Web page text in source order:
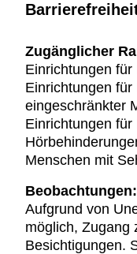
Zugänglicher
Einrichtungen
Einrichtungen
eingeschränkter
Einrichtungen
Menschen mit
Beobachtungen:
Aufgrund von
möglich, Zugang
Besichtigungen.